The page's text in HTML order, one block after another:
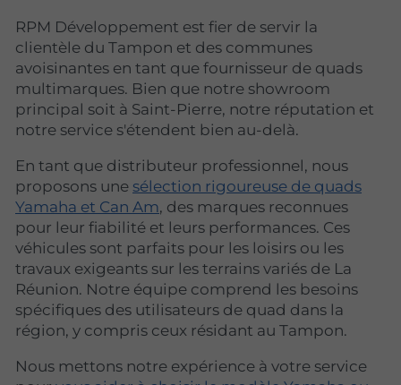
RPM Développement est fier de servir la
clientèle du Tampon et des communes
avoisinantes en tant que fournisseur de quads
multimarques. Bien que notre showroom
principal soit à Saint-Pierre, notre réputation et
notre service s'étendent bien au-delà.
En tant que distributeur professionnel, nous
proposons une sélection rigoureuse de quads
Yamaha et Can Am, des marques reconnues
pour leur fiabilité et leurs performances. Ces
véhicules sont parfaits pour les loisirs ou les
travaux exigeants sur les terrains variés de La
Réunion. Notre équipe comprend les besoins
spécifiques des utilisateurs de quad dans la
région, y compris ceux résidant au Tampon.
Nous mettons notre expérience à votre service